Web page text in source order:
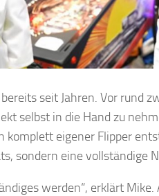
seit Jahren. Vor rund
selbst in die Hand zu
komplett eigener Flipper
sondern eine vollständige
werden“, erklärt